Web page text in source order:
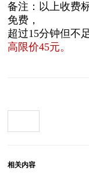
相关内容
备注：以上收费
免费，
超过15分钟但不
高限价45元。